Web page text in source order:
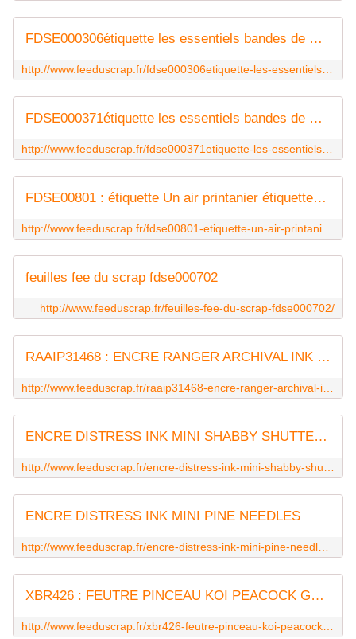
FDSE000306étiquette les essentiels bandes de mots rose naissancefee du scrap
FDSE000371étiquette les essentiels bandes de mots turquoise clair chicfee du scrap
FDSE00801 : étiquette Un air printanier étiquettes rectan FEE DU SCRAP
feuilles fee du scrap fdse000702
http://www.feeduscrap.fr/feuilles-fee-du-scrap-fdse000702/
RAAIP31468 : ENCRE RANGER ARCHIVAL INK BLACK
ENCRE DISTRESS INK MINI SHABBY SHUTTERS
ENCRE DISTRESS INK MINI PINE NEEDLES
XBR426 : FEUTRE PINCEAU KOI PEACOCK GREEN fee du scrap sakura